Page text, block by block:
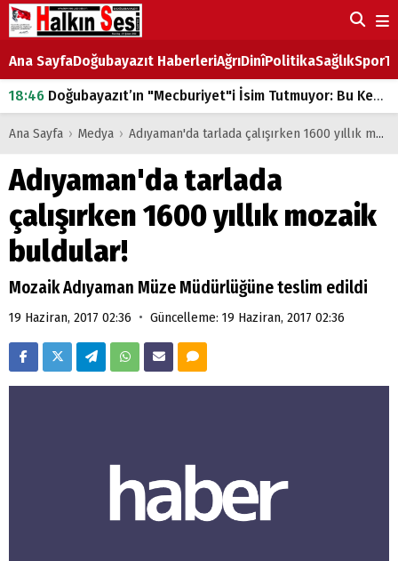
Ana SayfaDoğubayazıt HaberleriAğrıDinîPolitikaSağlıkSpor
18:46 Doğubayazıt’ın "Mecburiyet"i İsim Tutmuyor: Bu Kez de Mem u Zîn Oldu!
07:53Doğubayazıt’ta Ekmek Fiyatlarına Zam
07:16Doğubayazıt'ta çocukların sırtındaki ağır yük
07:00
DEVLET ve HÜKÜMET
18:29ÇARŞI CADDESİ YAZ BOZ TAHTASI
Ana Sayfa › Medya › Adıyaman'da tarlada çalışırken 1600 yıllık mozaik buldular!
Adıyaman'da tarlada
çalışırken 1600 yıllık mozaik
buldular!
Mozaik Adıyaman Müze Müdürlüğüne teslim edildi
19 Haziran, 2017 02:36 • Güncelleme: 19 Haziran, 2017 02:36